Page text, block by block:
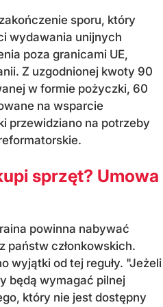
sporu, który
wydawania unijnych
poza granicami UE,
Z uzgodnionej kwoty 90
w formie pożyczki, 60
na wsparcie
przewidziano na potrzeby
sprzęt? Umowa
powinna nabywać
państw członkowskich.
wyjątki od tej reguły. "Jeżeli
będą wymagać pilnej
który nie jest dostępny